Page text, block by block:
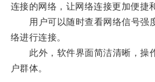
连接的网络，让网络连接更加便捷
用户可以随时查看网络信号强
络进行连接。
此外，软件界面简洁清晰，操
户群体。